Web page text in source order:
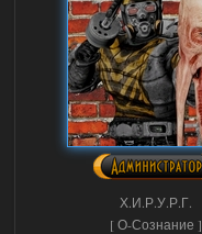
Х.И.Р.У.Р.Г.
[ О-Сознание ]